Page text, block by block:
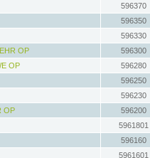
596370
596350
596330
OP
596300
OP
596280
596250
596230
OP
596200
5961801
596160
5961601